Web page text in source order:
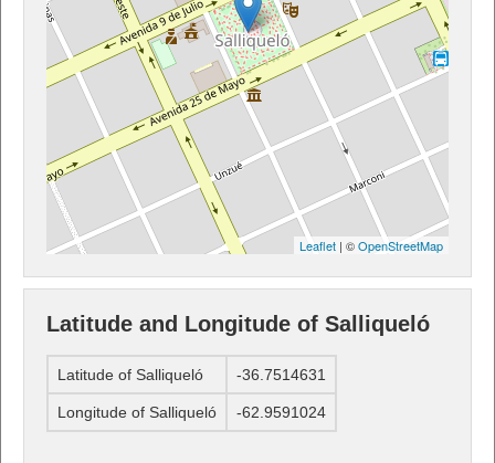
Leaflet | ©OpenStreetMap
Latitude and Longitude of Salliqueló
Latitude of Salliqueló -36.7514631
Longitude of Salliqueló -62.9591024